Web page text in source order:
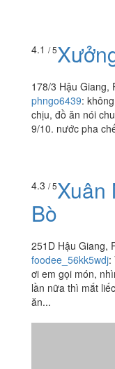
4.1 / 5
178/3 Hậu Giang,
phngo6439:
chịu, đồ ăn nói
9/10. nước pha
4.3 / 5Xuân
Bò
251D Hậu Giang,
foodee_56kk5wdj:
ơi em gọi món,
lần nữa thì mắt
ăn...